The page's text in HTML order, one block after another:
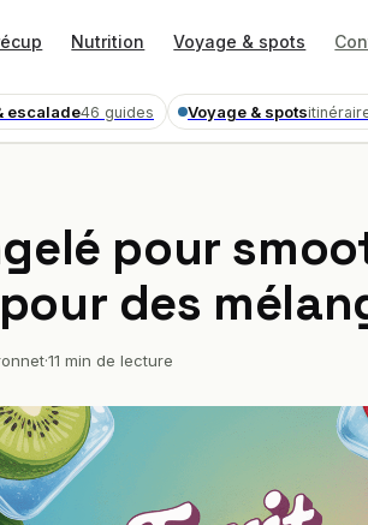
Nutrition Voyage & spots
escalade46 guides Voyage & spots
pour
des
·11 min de lecture